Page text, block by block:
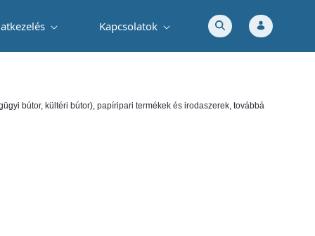
Kapcsolatok
bútor, kültéri bútor), papíripari termékek és irodaszerek, továbbá